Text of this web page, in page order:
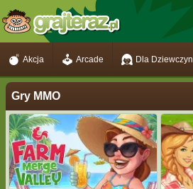
Akcja Arcade Dla Dziewczyn
Gry MMO